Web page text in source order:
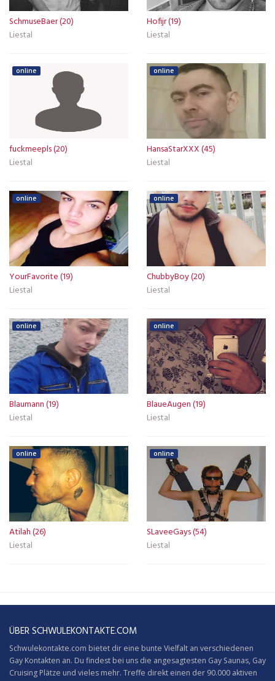
SchmuseBaer (20)
Liestal
Hofijr (19)
Liestal
online
fuckmeepls (20)
Liestal
online
HansaStarXXX (45)
Liestal
online
YourFavorite (19)
Liestal
online
ChubbyBoy (20)
Liestal
online
Blaumann (19)
Liestal
online
BlaueAugen (19)
Liestal
online
Atilah (26)
Liestal
online
SLaveeGays (54)
Liestal
ÜBER SCHWULEKONTAKTE.COM
Schwulekontakte.com bietet dir eine bunte Vielfalt an verschiedenen
Gay Kontakten an. Du findest bei uns die angesagtesten Gay Saunas, Gay
Cruising Plätze und vieles mehr. Treffe direkt einen der 90.000 aktiven